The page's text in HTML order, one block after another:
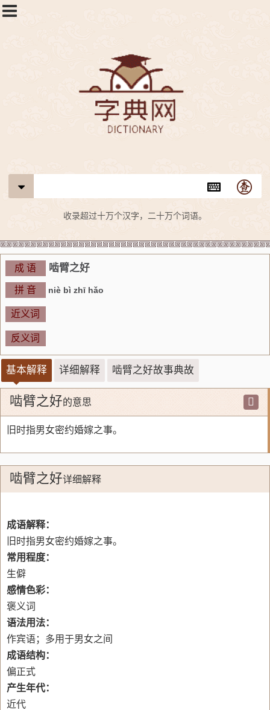
收录超过十万个汉字，二十万个词语。
成 语 啮臂之好
拼 音 niè bì zhī hǎo
近义词
反义词
基本解释 详细解释 啮臂之好故事典故
啮臂之好的意思
旧时指男女密约婚嫁之事。
啮臂之好详细解释
成语解释：
旧时指男女密约婚嫁之事。
常用程度：
生僻
感情色彩：
褒义词
语法用法：
作宾语；多用于男女之间
成语结构：
偏正式
产生年代：
近代